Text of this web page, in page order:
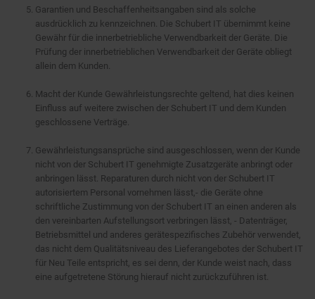
Garantien und Beschaffenheitsangaben sind als solche
ausdrücklich zu kennzeichnen. Die Schubert IT übernimmt keine
Gewähr für die innerbetriebliche Verwendbarkeit der Geräte. Die
Prüfung der innerbetrieblichen Verwendbarkeit der Geräte obliegt
allein dem Kunden.
Macht der Kunde Gewährleistungsrechte geltend, hat dies keinen
Einfluss auf weitere zwischen der Schubert IT und dem Kunden
geschlossene Verträge.
Gewährleistungsansprüche sind ausgeschlossen, wenn der Kunde
nicht von der Schubert IT genehmigte Zusatzgeräte anbringt oder
anbringen lässt. Reparaturen durch nicht von der Schubert IT
autorisiertem Personal vornehmen lässt,- die Geräte ohne
schriftliche Zustimmung von der Schubert IT an einen anderen als
den vereinbarten Aufstellungsort verbringen lässt, - Datenträger,
Betriebsmittel und anderes gerätespezifisches Zubehör verwendet,
das nicht dem Qualitätsniveau des Lieferangebotes der Schubert IT
für Neu Teile entspricht, es sei denn, der Kunde weist nach, dass
eine aufgetretene Störung hierauf nicht zurückzuführen ist.